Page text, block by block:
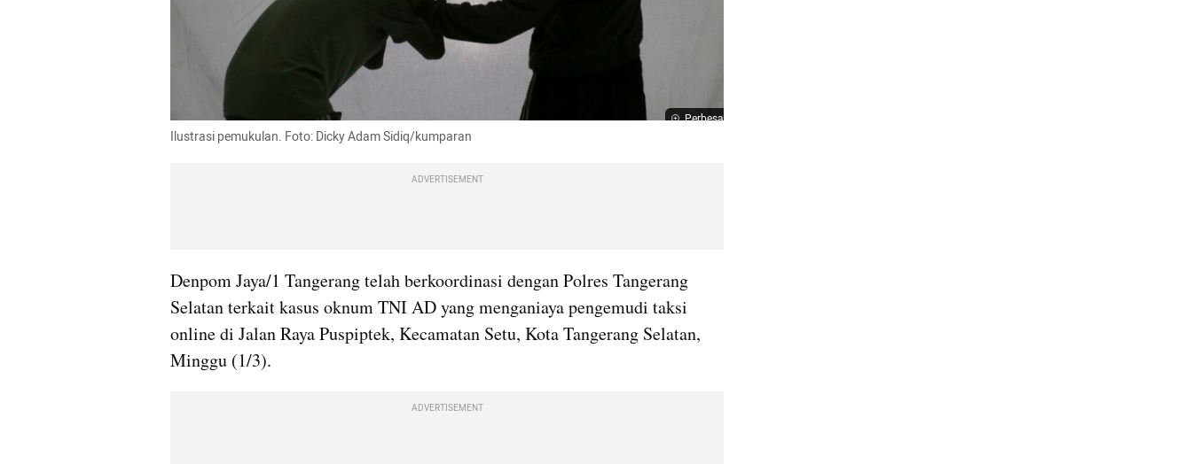
Perbesar
Ilustrasi pemukulan. Foto: Dicky Adam Sidiq/kumparan
ADVERTISEMENT
Denpom Jaya/1 Tangerang telah berkoordinasi dengan Polres Tangerang
Selatan terkait kasus oknum TNI AD yang menganiaya pengemudi taksi
online di Jalan Raya Puspiptek, Kecamatan Setu, Kota Tangerang Selatan,
Minggu (1/3).
ADVERTISEMENT